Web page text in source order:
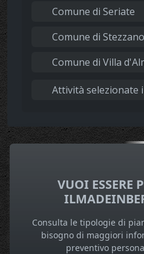
Comune di Seriate
Comune di Stezzano
Comune di Villa
Attività selezionate
VUOI ESSERE
Consulta le tipologie di
bisogno di maggiori
preventivo